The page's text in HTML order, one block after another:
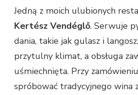
Jedną z moich ulubionych
Kertész Vendéglő. Serwuje
dania, takie jak gulasz i
przytulny klimat, a obsługa
uśmiechnięta. Przy
spróbować tradycyjnego wina